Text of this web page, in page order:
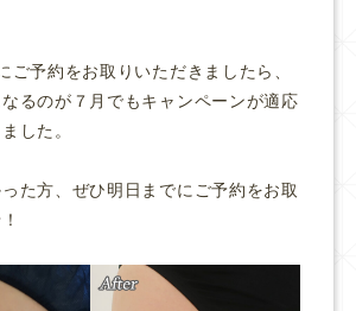
ご予約をお取りいただきましたら、
るのが７月でもキャンペーンが適応
した。
た方、ぜひ明日までにご予約をお取